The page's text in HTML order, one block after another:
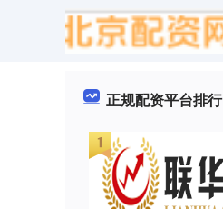
正规配资平台排行